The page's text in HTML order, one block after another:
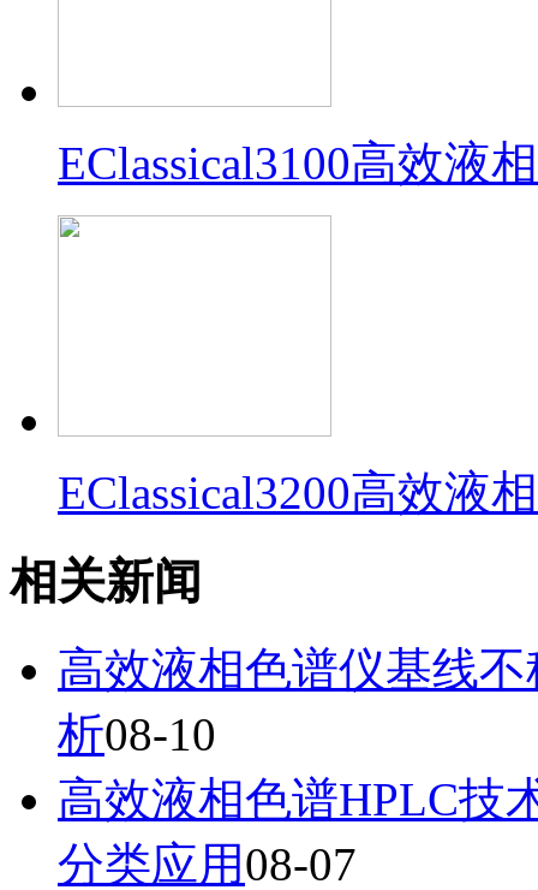
EClassical3100高效液
EClassical3200高效液
相关新闻
高效液相色谱仪基线
析08-10
高效液相色谱HPLC技
分类应用08-07